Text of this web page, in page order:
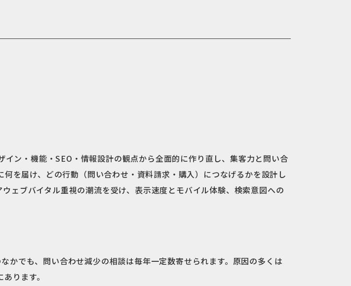
ン・機能・SEO・情報設計の観点から全面的に作り直し、集客力と問い合
を届け、どの行動（問い合わせ・資料請求・購入）につなげるかを設計し
ェブバイタル重視の潮流を受け、表示速度とモバイル体験、検索意図への
かでも、問い合わせ減少の相談は毎年一定数寄せられます。原因の多くは
ります。